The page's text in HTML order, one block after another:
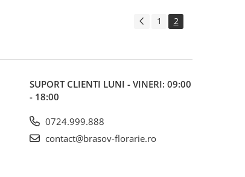
1 2
SUPORT CLIENTI LUNI - VINERI: 09:00
- 18:00
0724.999.888
contact@brasov-florarie.ro